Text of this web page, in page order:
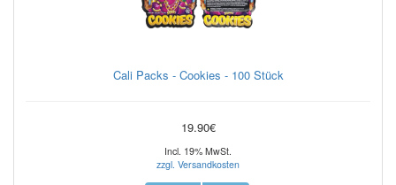
Cali Packs - Cookies - 100 Stück
19.90€
Incl. 19% MwSt.
zzgl. Versandkosten